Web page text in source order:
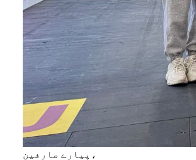
پیارے صارفین،